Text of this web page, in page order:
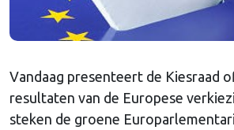
Vandaag presenteert de Kiesraad
resultaten van de Europese
steken de groene